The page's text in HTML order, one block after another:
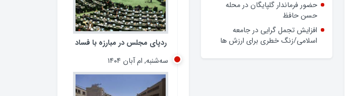
ابهام در اجرای طرح پزشک خانواده؛
وعده‌ها و چالش‌ها
حضور فرماندار گلپایگان در محله
حسن حافظ
افزایش تجمل گرایی در جامعه
ردپای مجلس در مبارزه با فساد
سه‌شنبه, ام آبان ۱۴۰۴